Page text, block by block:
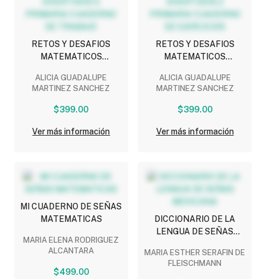
RETOS Y DESAFIOS
MATEMATICOS
CUADERNO DE TRABAJO
ALICIA GUADALUPE
MARTINEZ SANCHEZ
$399.00
Ver más información
RETOS Y DESAFIOS
MATEMATICOS
CUADERNO DE
EJERCICIOS
ALICIA GUADALUPE
MARTINEZ SANCHEZ
$399.00
Ver más información
MI CUADERNO DE SEÑAS
MATEMATICAS
MARIA ELENA RODRIGUEZ
ALCANTARA
$499.00
DICCIONARIO DE LA
LENGUA DE SEÑAS
MARIA ESTHER SERAFIN DE
FLEISCHMANN